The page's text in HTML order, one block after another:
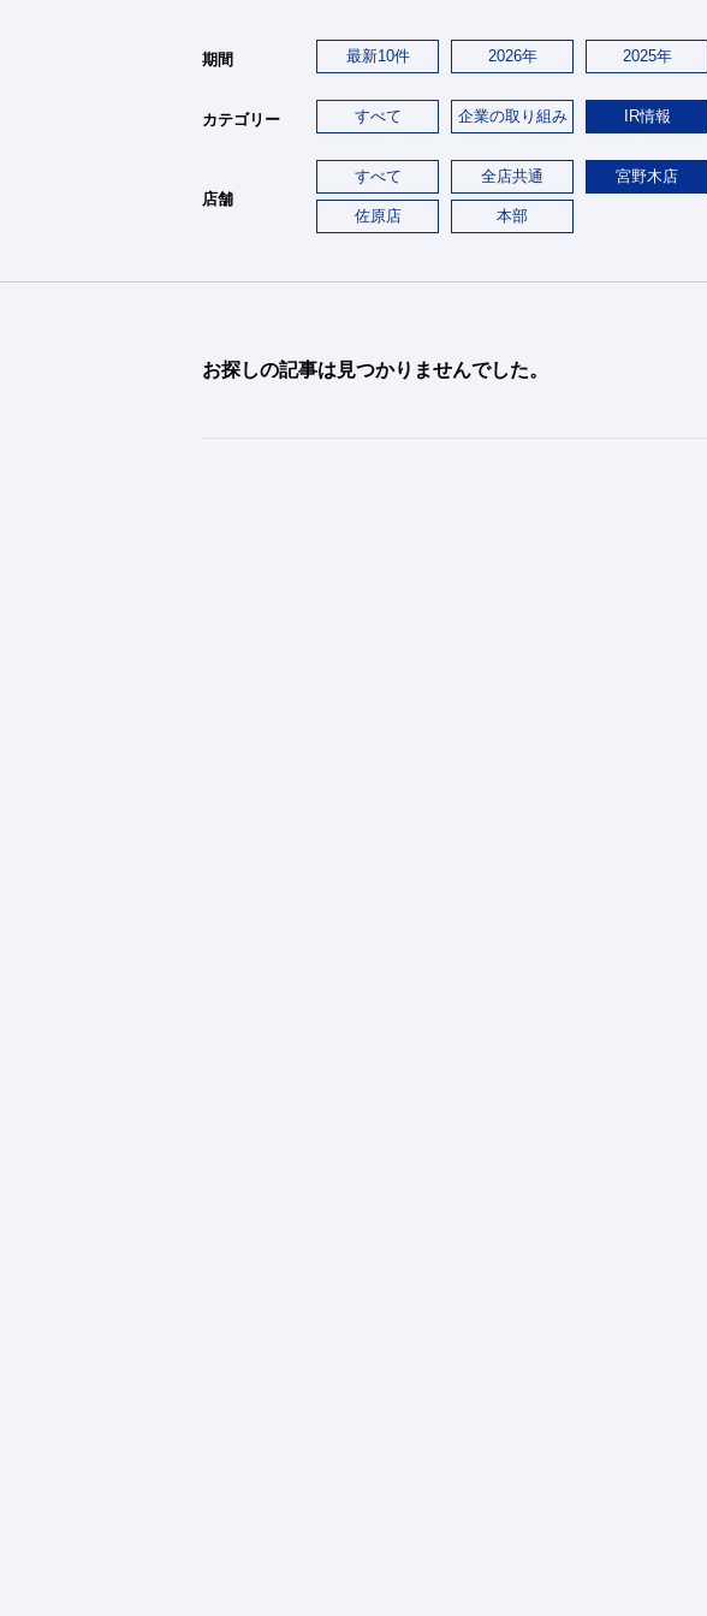
期間 最新10件 2026年 2025年
カテゴリー すべて 企業の取り組み IR情報
店舗
すべて 全店共通 宮野木店
佐原店 本部
お探しの記事は見つかりませんでした。